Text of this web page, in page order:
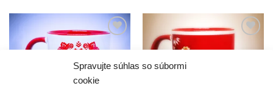
Spravujte súhlas so súbormi
cookie